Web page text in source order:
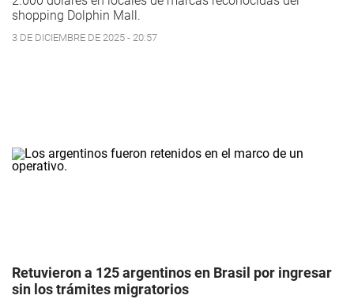
shopping Dolphin Mall.
3 DE DICIEMBRE DE 2025 - 20:57
Retuvieron a 125 argentinos en Brasil por ingresar
sin los trámites migratorios